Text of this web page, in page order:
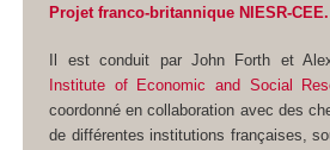
Projet franco-britannique NIESR-CEE.
Il est conduit par John Forth et
Institute of Economic and Social
coordonné en collaboration avec des
de différentes institutions françaises,